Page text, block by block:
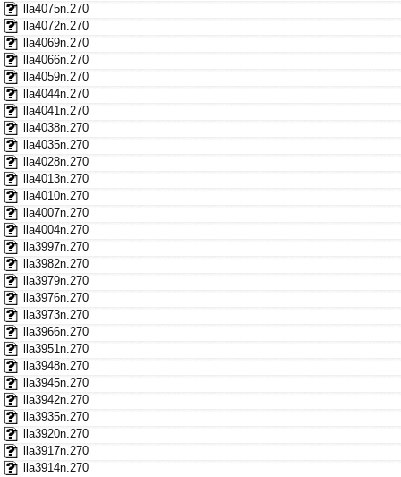
lla4075n.270
lla4072n.270
lla4069n.270
lla4066n.270
lla4059n.270
lla4044n.270
lla4041n.270
lla4038n.270
lla4035n.270
lla4028n.270
lla4013n.270
lla4010n.270
lla4007n.270
lla4004n.270
lla3997n.270
lla3982n.270
lla3979n.270
lla3976n.270
lla3973n.270
lla3966n.270
lla3951n.270
lla3948n.270
lla3945n.270
lla3942n.270
lla3935n.270
lla3920n.270
lla3917n.270
lla3914n.270